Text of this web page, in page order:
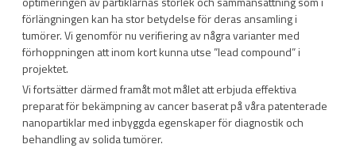
förlängningen kan ha stor betydelse för deras ansamling i
tumörer. Vi genomför nu verifiering av några varianter med
förhoppningen att inom kort kunna utse ”lead compound” i
projektet.
Vi fortsätter därmed framåt mot målet att erbjuda effektiva
preparat för bekämpning av cancer baserat på våra patenterade
nanopartiklar med inbyggda egenskaper för diagnostik och
behandling av solida tumörer.